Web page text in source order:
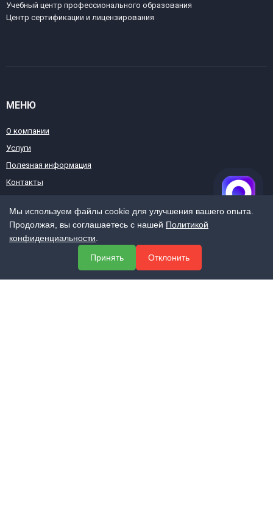
Учебный центр профессионального образования
Центр сертификации и лицензирования
МЕНЮ
О компании
Услуги
Полезная информация
Контакты
КОНТАКТЫ
info@expert-2014.ru
Мы используем файлы cookie для улучшения вашего опыта.
Продолжая, вы соглашаетесь с нашей Политикой
конфиденциальности
Принять
Отклонить